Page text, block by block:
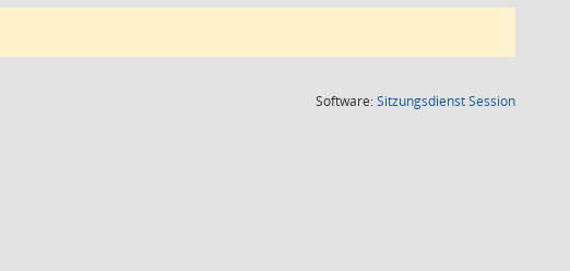
Software:SitzungsdienstSession(Wird in